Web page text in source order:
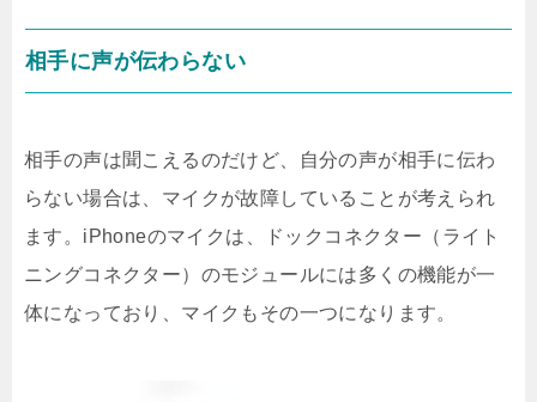
相手に声が伝わらない
相手の声は聞こえるのだけど、自分の声が相手に伝わ
らない場合は、マイクが故障していることが考えられ
ます。iPhoneのマイクは、ドックコネクター（ライト
ニングコネクター）のモジュールには多くの機能が一
体になっており、マイクもその一つになります。